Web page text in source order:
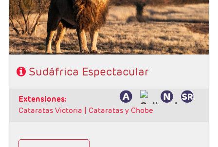
cenas
Hoteles: Classic
Sudáfrica Espectacular
extensiones:
Cataratas Victoria | Cataratas y Chobe